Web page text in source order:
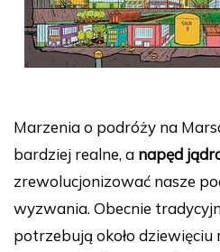
Marzenia o podróży na
bardziej realne, a napęd
zrewolucjonizować nasze
wyzwania. Obecnie
potrzebują około dziewięciu